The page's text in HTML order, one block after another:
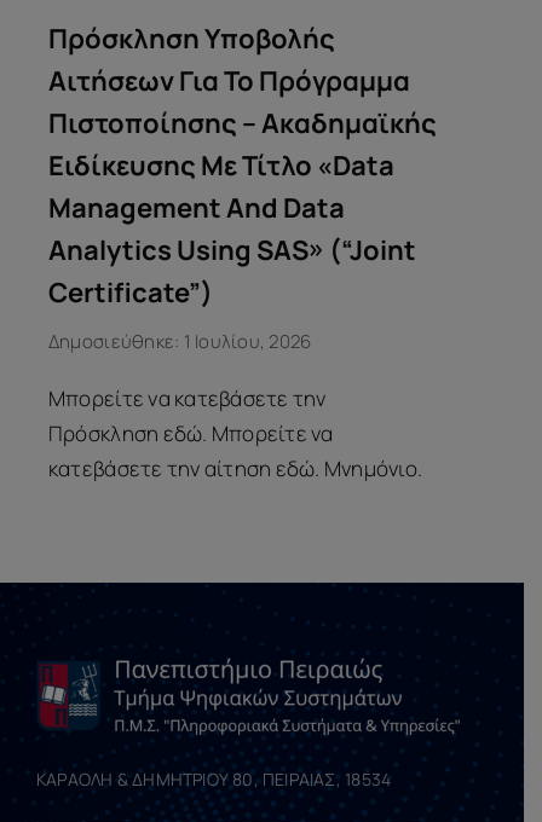
Πρόσκληση Υποβολής
Αιτήσεων Για Το Πρόγραμμα
Πιστοποίησης – Ακαδημαϊκής
Ειδίκευσης Με Τίτλο «Data
Management And Data
Analytics Using SAS» (“Joint
Certificate”)
Δημοσιεύθηκε: 1 Ιουλίου, 2026
Μπορείτε να κατεβάσετε την
Πρόσκληση εδώ. Μπορείτε να
κατεβάσετε την αίτηση εδώ. Μνημόνιο.
ΚΑΡΑΟΛΗ & ΔΗΜΗΤΡΙΟΥ 80, ΠΕΙΡΑΙΑΣ, 18534